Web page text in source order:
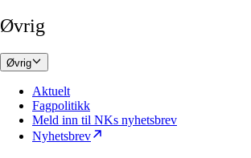
Øvrig
Øvrig
Aktuelt
Fagpolitikk
Meld inn til NKs nyhetsbrev
Nyhetsbrev